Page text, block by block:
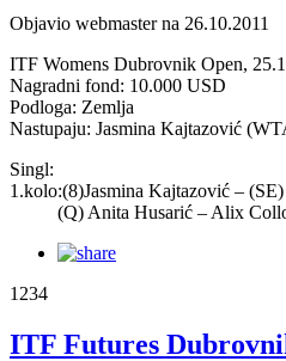
Objavio webmaster na 26.10.2011
ITF Womens Dubrovnik Open,
Nagradni fond: 10.000 USD
Podloga: Zemlja
Nastupaju: Jasmina Kajtazović
Singl:
1.kolo:(8)Jasmina Kajtazović –
(Q) Anita Husarić – Alix
1234
ITF Futures